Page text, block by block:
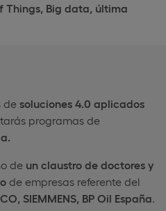
Things, Big data, última
de soluciones 4.0 aplicados
programas de
de un claustro de doctores y
de empresas referente del
SIEMMENS, BP Oil España